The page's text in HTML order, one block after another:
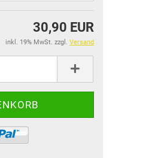
30,90 EUR
inkl. 19% MwSt. zzgl. Versand